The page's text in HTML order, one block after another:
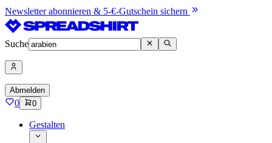
Newsletter abonnieren & 5-€-Gutschein sichern
Suche
Abmelden
0 0
Gestalten